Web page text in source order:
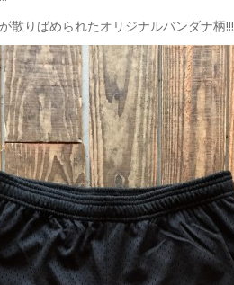
散りばめられたオリジナルバンダナ柄!!!